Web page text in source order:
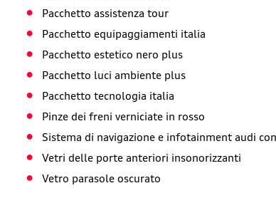
Pacchetto assistenza tour
Pacchetto equipaggiamenti italia
Pacchetto estetico nero plus
Pacchetto luci ambiente plus
Pacchetto tecnologia italia
Pinze dei freni verniciate in rosso
Sistema di navigazione e infotainment audi
Vetri delle porte anteriori insonorizzanti
Vetro parasole oscurato